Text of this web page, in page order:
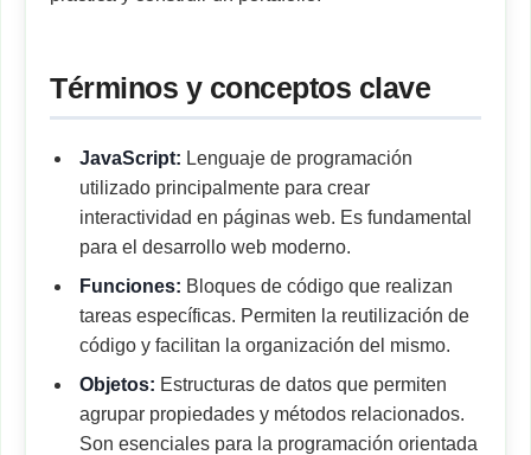
Términos y conceptos clave
JavaScript: Lenguaje de programación
utilizado principalmente para crear
interactividad en páginas web. Es fundamental
para el desarrollo web moderno.
Funciones: Bloques de código que realizan
tareas específicas. Permiten la reutilización de
código y facilitan la organización del mismo.
Objetos: Estructuras de datos que permiten
agrupar propiedades y métodos relacionados.
Son esenciales para la programación orientada